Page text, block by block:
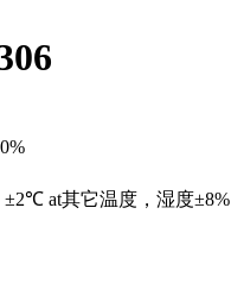
at其它温度，湿度±8%